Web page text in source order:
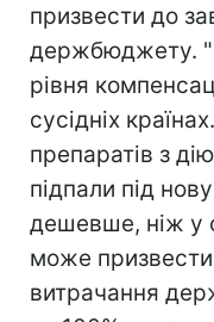
призвести до
держбюджету.
рівня
сусідніх
препаратів з
підпали під
дешевше, ніж у
може
витрачання